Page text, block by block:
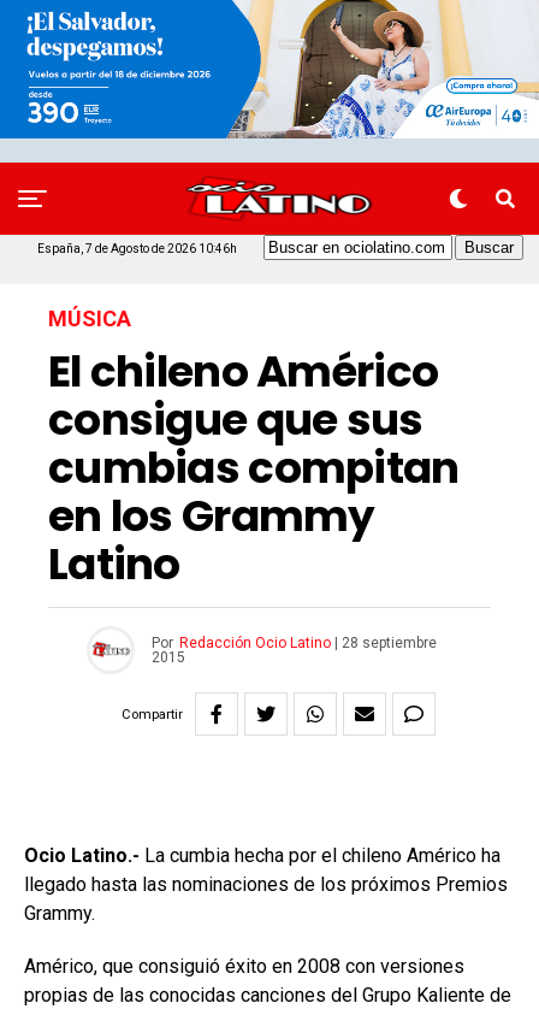
España, 7 de Agosto de 2026 10:46h
MÚSICA
El chileno Américo
consigue que sus
cumbias compitan
en los Grammy
Latino
Por Redacción Ocio Latino
28 septiembre
2015
Compartir
Ocio Latino.- La cumbia hecha por el chileno Américo ha
llegado hasta las nominaciones de los próximos Premios
Grammy.
Américo, que consiguió éxito en 2008 con versiones
propias de las conocidas canciones del Grupo Kaliente de